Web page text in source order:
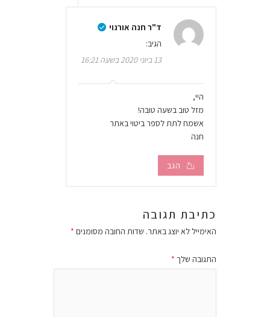
ד"ר חנה אורנוי
הגיב:
13 ביוני 2020 בשעה 16:21
היי,
מזל טוב בשעה טובה!
אשמח לתת לספר ביטוי באתר
חנה
הגב
כתיבת תגובה
האימייל לא יוצג באתר. שדות החובה מסומנים *
התגובה שלך *